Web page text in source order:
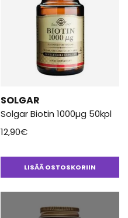
SOLGAR
Solgar Biotin 1000µg 50kpl
12,90€
LISÄÄ OSTOSKORIIN